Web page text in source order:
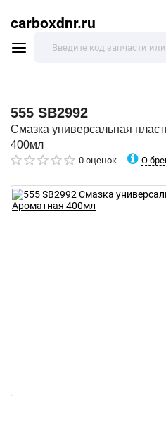
carboxdnr.ru
555 SB2992
Смазка универсальная
400мл
0 оценок О